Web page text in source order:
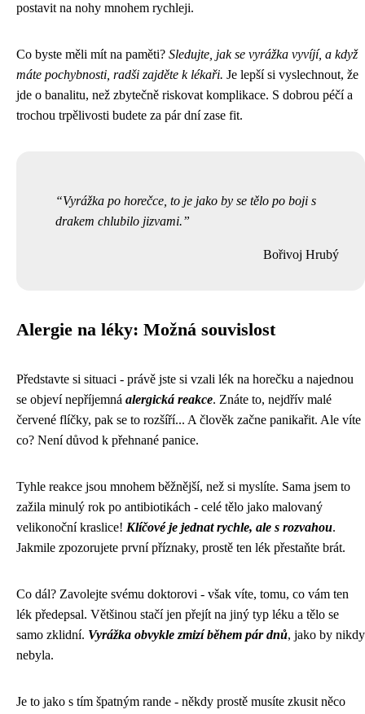
postavit na nohy mnohem rychleji.
Co byste měli mít na paměti? Sledujte, jak se vyrážka vyvíjí, a když
máte pochybnosti, radši zajděte k lékaři. Je lepší si vyslechnout, že
jde o banalitu, než zbytečně riskovat komplikace. S dobrou péčí a
trochou trpělivosti budete za pár dní zase fit.
Vyrážka po horečce, to je jako by se tělo po boji s
drakem chlubilo jizvami.
Bořivoj Hrubý
Alergie na léky: Možná souvislost
Představte si situaci - právě jste si vzali lék na horečku a najednou
se objeví nepříjemná alergická reakce. Znáte to, nejdřív malé
červené flíčky, pak se to rozšíří... A člověk začne panikařit. Ale víte
co? Není důvod k přehnané panice.
Tyhle reakce jsou mnohem běžnější, než si myslíte. Sama jsem to
zažila minulý rok po antibiotikách - celé tělo jako malovaný
velikonoční kraslice! Klíčové je jednat rychle, ale s rozvahou.
Jakmile zpozorujete první příznaky, prostě ten lék přestaňte brát.
Co dál? Zavolejte svému doktorovi - však víte, tomu, co vám ten
lék předepsal. Většinou stačí jen přejít na jiný typ léku a tělo se
samo zklidní. Vyrážka obvykle zmizí během pár dnů, jako by nikdy
nebyla.
Je to jako s tím špatným rande - někdy prostě musíte zkusit něco